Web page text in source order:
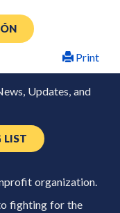
Print
Updates, and
LIST
organization.
fighting for the